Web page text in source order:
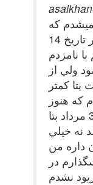
ميشدم كه
پريود خيلي نامنظمي دارم كه در تاريخ 14
نامزدم
ولي از
تست بتا كمتر
كه هنوز
نشدم دوباره تست بتا دادم امروز 30 مرداد بتا
نه خيلي
داره من
در
نشدم